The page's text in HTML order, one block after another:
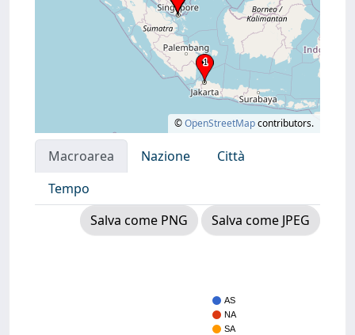
©OpenStreetMapcontributors.
Macroarea Nazione
Città
Tempo
Salva come PNG
Salva come JPEG
AS
NA
SA